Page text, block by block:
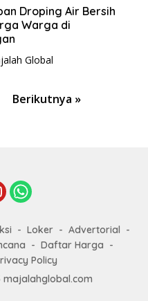
- 21:12Droping Air Bersih
Warga di
Global
Berikutnya »
Loker
Advertorial
Daftar Harga
Policy